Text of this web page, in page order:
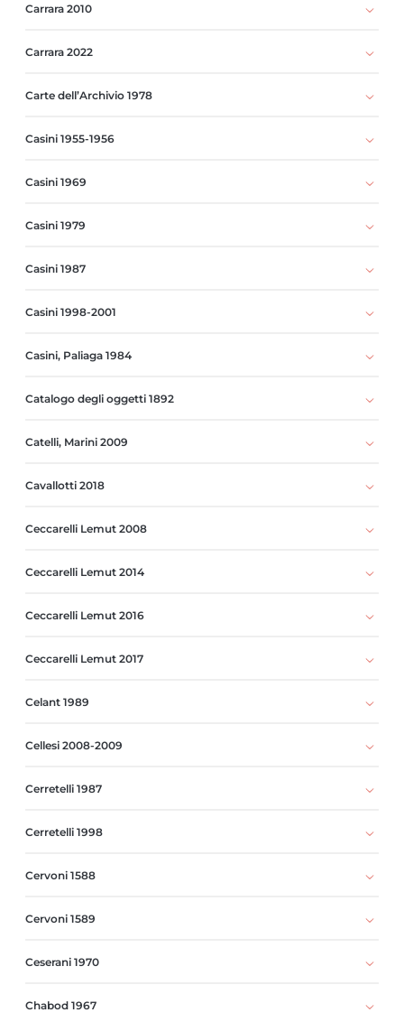
Carrara 2010
Carrara 2022
Carte dell’Archivio 1978
Casini 1955-1956
Casini 1969
Casini 1979
Casini 1987
Casini 1998-2001
Casini, Paliaga 1984
Catalogo degli oggetti 1892
Catelli, Marini 2009
Cavallotti 2018
Ceccarelli Lemut 2008
Ceccarelli Lemut 2014
Ceccarelli Lemut 2016
Ceccarelli Lemut 2017
Celant 1989
Cellesi 2008-2009
Cerretelli 1987
Cerretelli 1998
Cervoni 1588
Cervoni 1589
Ceserani 1970
Chabod 1967